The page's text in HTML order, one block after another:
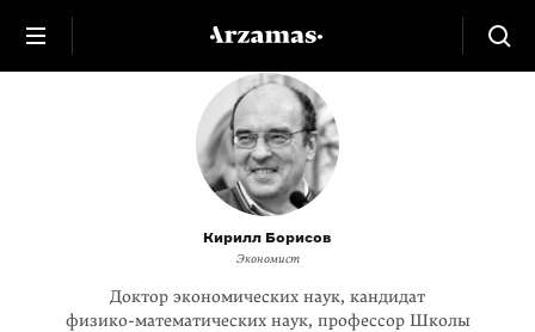
Кирилл Борисов
Экономист
Доктор экономических наук, кандидат
физико-математическихнаук, профессор Школы